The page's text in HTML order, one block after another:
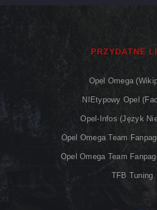
PRZYDATNE
Opel Omega
NIEtypowy Opel
Opel-Infos (język
Opel Omega Team
Opel Omega Team
TFB Tuning